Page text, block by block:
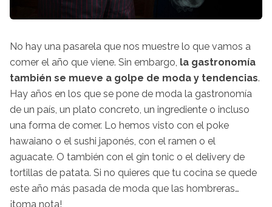
No hay una pasarela que nos muestre lo que vamos a
comer el año que viene. Sin embargo, la gastronomía
también se mueve a golpe de moda y tendencias.
Hay años en los que se pone de moda la gastronomía
de un país, un plato concreto, un ingrediente o incluso
una forma de comer. Lo hemos visto con el poke
hawaiano o el sushi japonés, con el ramen o el
aguacate. O también con el gin tonic o el delivery de
tortillas de patata. Si no quieres que tu cocina se quede
este año más pasada de moda que las hombreras…
¡toma nota!